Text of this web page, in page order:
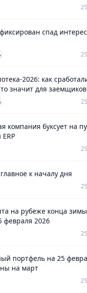
спад
2026: как
значит для заемщиков
компания буксует на
к началу дня
на рубеже конца
февраля 2026
портфель на 25
на март